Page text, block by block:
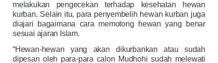
melakukan pengecekan terhadap kesehatan hewan
kurban. Selain itu, para penyembelih hewan kurban juga
diajari bagaimana cara memotong hewan yang benar
sesuai ajaran Islam.
“Hewan-hewan yang akan dikurbankan atau sudah
dipesan oleh para-para calon Mudhohi sudah melewati